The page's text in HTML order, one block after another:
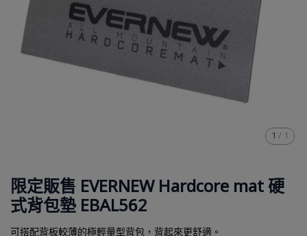
1 / 1
限定販售 EVERNEW Hardcore mat 硬
式背包墊 EBAL562
可搭配背板較薄的極輕量型背包，背起來更舒適。